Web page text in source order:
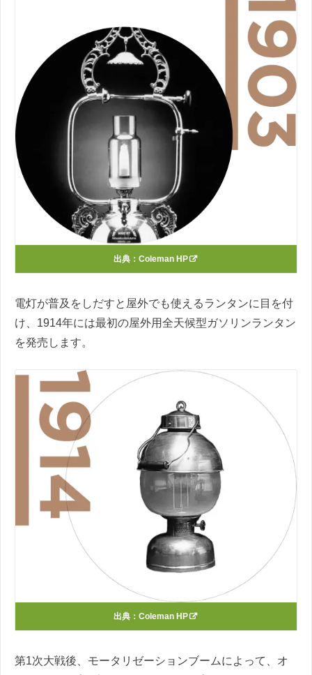
出典： Coleman HP
電灯が普及をしだすと屋外でも使えるランタンに目を付
け、1914年には最初の屋外用全天候型ガソリンランタン
を発売します。
出典： Coleman HP
第1次大戦後、モータリゼーションブームによって、オ